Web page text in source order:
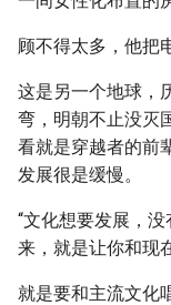
顾不得太多，他把
这是另一个地球，
弯，明朝不止没灭
看就是穿越者的前
发展很是缓慢。
“文化想要发展，
来，就是让你和现
就是要和主流文化